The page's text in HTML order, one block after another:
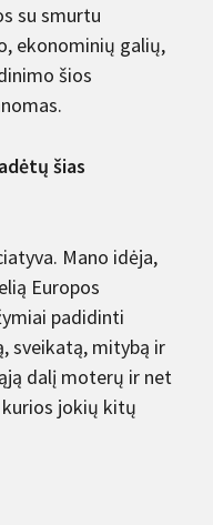
su smurtu
ekonominių galių,
šios
šias
Mano idėja,
Europos
padidinti
sveikatą, mitybą ir
dalį moterų ir net
jokių kitų